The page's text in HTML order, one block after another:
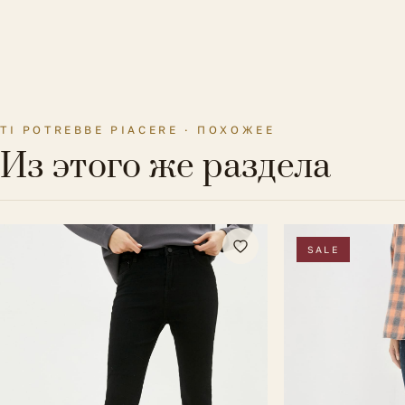
TI POTREBBE PIACERE · ПОХОЖЕЕ
Из этого же раздела
SALE